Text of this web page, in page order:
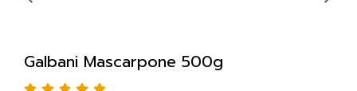
Galbani Mascarpone 500g